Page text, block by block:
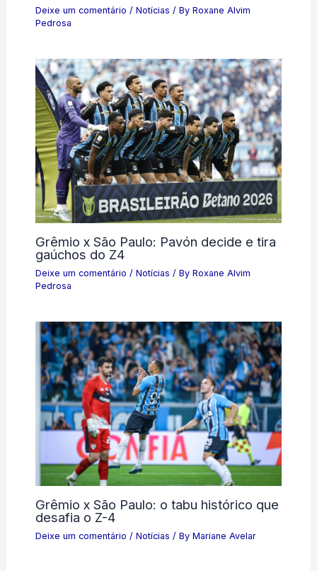
Deixe um comentário / Notícias / By Roxane Alvim
Pedrosa
Grêmio x São Paulo: Pavón decide e tira
gaúchos do Z4
Deixe um comentário / Notícias / By Roxane Alvim
Pedrosa
Grêmio x São Paulo: o tabu histórico que
desafia o Z-4
Deixe um comentário / Notícias / By Mariane Avelar